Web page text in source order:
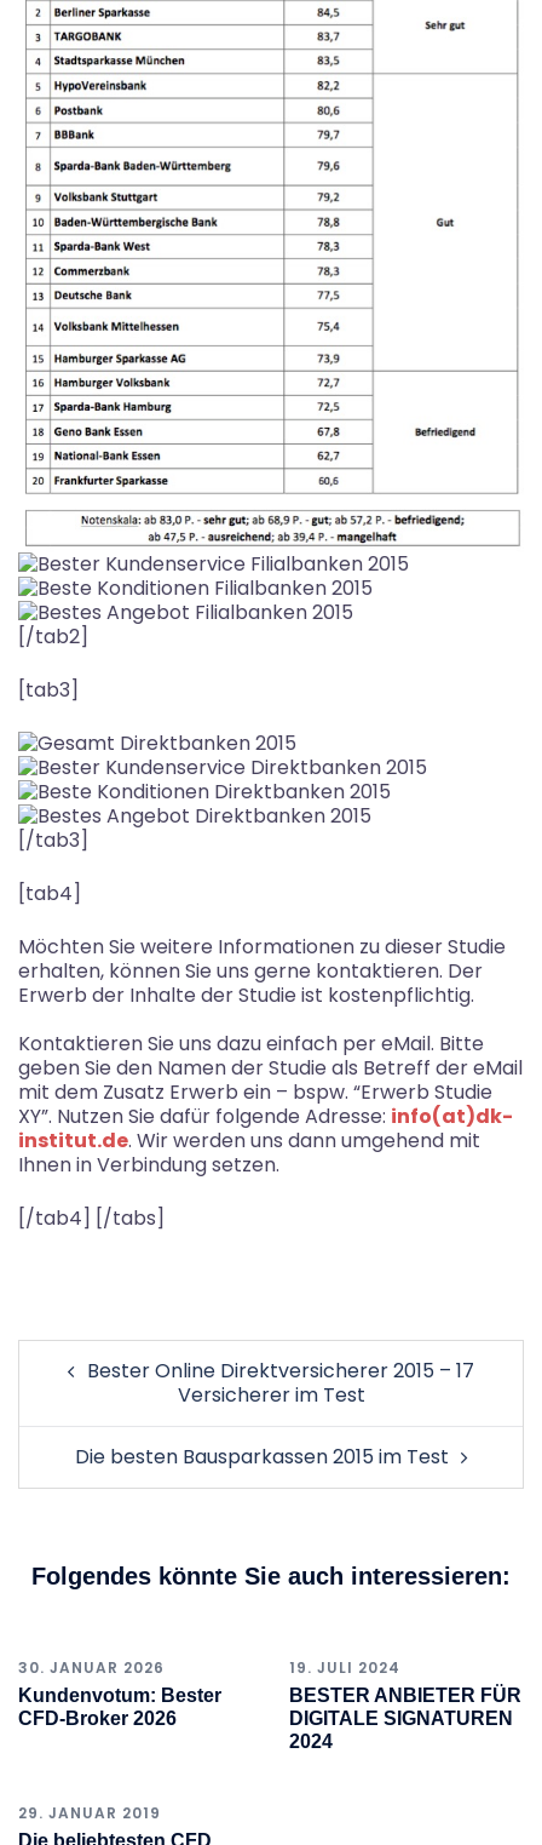
[/tab2]
[tab3]
[/tab3]
[tab4]
Möchten Sie weitere Informationen zu dieser Studie
erhalten, können Sie uns gerne kontaktieren. Der
Erwerb der Inhalte der Studie ist kostenpflichtig.
Kontaktieren Sie uns dazu einfach per eMail. Bitte
geben Sie den Namen der Studie als Betreff der eMail
mit dem Zusatz Erwerb ein – bspw. “Erwerb Studie
XY”. Nutzen Sie dafür folgende Adresse: info(at)dk-
institut.de. Wir werden uns dann umgehend mit
Ihnen in Verbindung setzen.
[/tab4] [/tabs]
Beitragsnavigation
Bester Online Direktversicherer 2015 – 17
Versicherer im Test
Die besten Bausparkassen 2015 im Test
Folgendes könnte Sie auch interessieren:
30. JANUAR 2026
Kundenvotum: Bester
CFD-Broker 2026
19. JULI 2024
BESTER ANBIETER FÜR
DIGITALE SIGNATUREN
2024
29. JANUAR 2019